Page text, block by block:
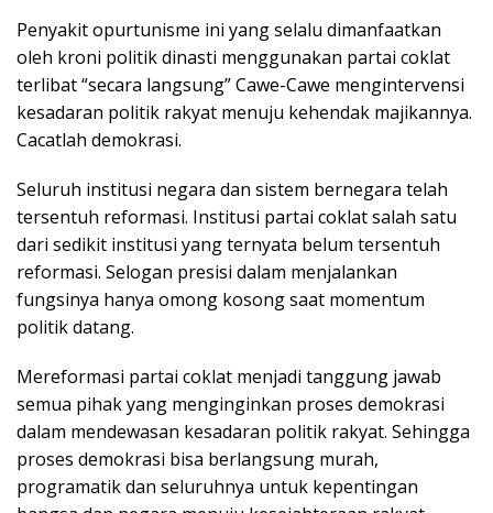
Penyakit opurtunisme ini yang selalu dimanfaatkan
oleh kroni politik dinasti menggunakan partai coklat
terlibat “secara langsung” Cawe-Cawe mengintervensi
kesadaran politik rakyat menuju kehendak majikannya.
Cacatlah demokrasi.
Seluruh institusi negara dan sistem bernegara telah
tersentuh reformasi. Institusi partai coklat salah satu
dari sedikit institusi yang ternyata belum tersentuh
reformasi. Selogan presisi dalam menjalankan
fungsinya hanya omong kosong saat momentum
politik datang.
Mereformasi partai coklat menjadi tanggung jawab
semua pihak yang menginginkan proses demokrasi
dalam mendewasan kesadaran politik rakyat. Sehingga
proses demokrasi bisa berlangsung murah,
programatik dan seluruhnya untuk kepentingan